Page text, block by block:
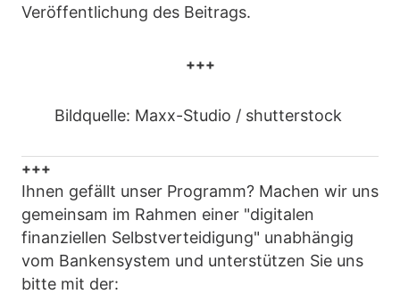
Veröffentlichung des Beitrags.
+++
Bildquelle: Maxx-Studio / shutterstock
+++
Ihnen gefällt unser Programm? Machen wir uns
gemeinsam im Rahmen einer "digitalen
finanziellen Selbstverteidigung" unabhängig
vom Bankensystem und unterstützen Sie uns
bitte mit der: